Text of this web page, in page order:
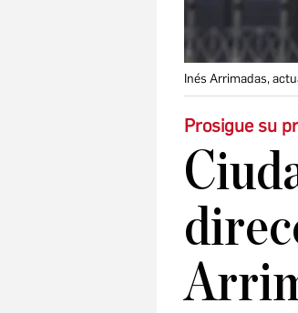
Inés Arrimadas,
Prosigue su